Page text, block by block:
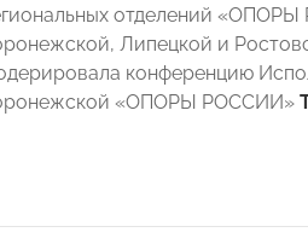
отделений
Липецкой и
конференцию
«ОПОРЫ РОССИИ»